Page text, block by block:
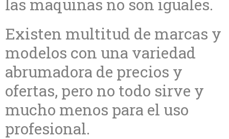
las maquinas no son iguales.
Existen multitud de marcas y
modelos con una variedad
abrumadora de precios y
ofertas, pero no todo sirve y
mucho menos para el uso
profesional.